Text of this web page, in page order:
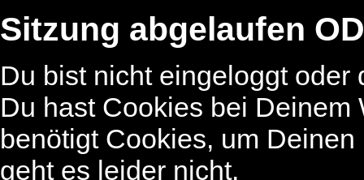
Sitzung abgelaufen
Du bist nicht eingeloggt
Du hast Cookies bei
benötigt Cookies, um
geht es leider nicht.